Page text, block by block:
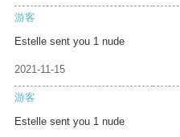
游客
Estelle sent you 1 nude
2021-11-15
游客
Estelle sent you 1 nude